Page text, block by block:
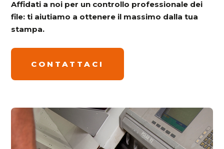
Affidati a noi per un controllo professionale dei
file: ti aiutiamo a ottenere il massimo dalla tua
stampa.
CONTATTACI